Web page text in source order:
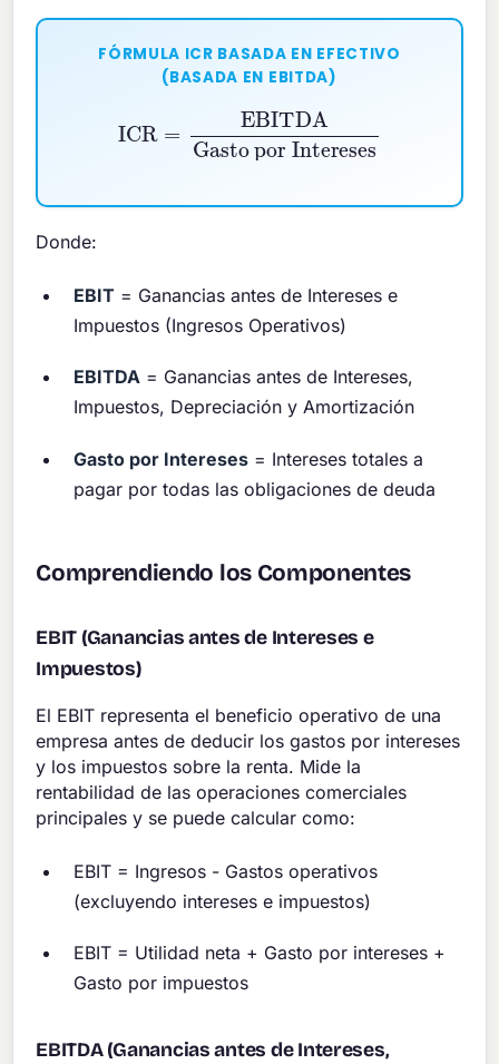
FÓRMULA ICR BASADA EN EFECTIVO
(BASADA EN EBITDA)
Gasto por Intereses
Donde:
EBIT = Ganancias antes de Intereses e
Impuestos (Ingresos Operativos)
EBITDA = Ganancias antes de Intereses,
Impuestos, Depreciación y Amortización
Gasto por Intereses = Intereses totales a
pagar por todas las obligaciones de deuda
Comprendiendo los Componentes
EBIT (Ganancias antes de Intereses e
Impuestos)
El EBIT representa el beneficio operativo de una
empresa antes de deducir los gastos por intereses
y los impuestos sobre la renta. Mide la
rentabilidad de las operaciones comerciales
principales y se puede calcular como:
EBIT = Ingresos - Gastos operativos
(excluyendo intereses e impuestos)
EBIT = Utilidad neta + Gasto por intereses +
Gasto por impuestos
EBITDA (Ganancias antes de Intereses,